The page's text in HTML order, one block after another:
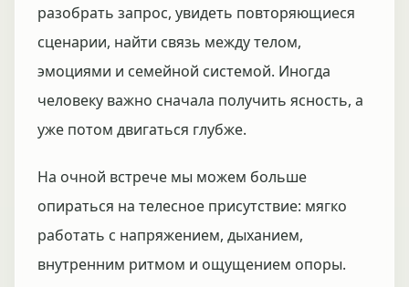
разобрать запрос, увидеть повторяющиеся
сценарии, найти связь между телом,
эмоциями и семейной системой. Иногда
человеку важно сначала получить ясность, а
уже потом двигаться глубже.
На очной встрече мы можем больше
опираться на телесное присутствие: мягко
работать с напряжением, дыханием,
внутренним ритмом и ощущением опоры.